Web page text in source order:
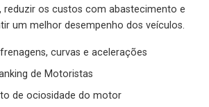
os custos com abastecimento e
um melhor desempenho dos veículos.
curvas e acelerações
de Motoristas
de ociosidade do motor